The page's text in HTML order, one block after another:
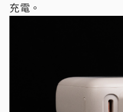
充電。